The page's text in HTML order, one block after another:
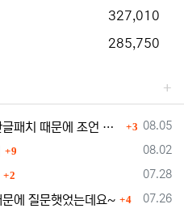
“은 개정 전 내용과 개정 후 내용을
기 쉽도록 표시합니다.
그 개정약관은 그 적용일자 이후
조항의 적용을 받기를 원하는 뜻을
기간 내에 “몰”에 송신하여 “몰”의
항과 이 약관의 해석에 관하여는 전
에 관한 법률, 약관의 규제 등에 관
하는 「전자상거래 등에서의 소비자
327,010
285,750
등록일
08.05
안녕하세요 뉴비 입니다 3일째 한글패치 때문에 조언 드립니다
댓글
3
등록일
08.02
9
등록일
07.28
2
등록일
07.26
에 질문햇었는데요~ 4